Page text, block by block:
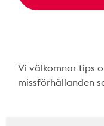
Vi välkomnar tips
missförhållanden